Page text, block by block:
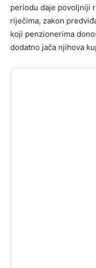
periodu daje povoljniji
riječima, zakon
koji penzionerima
dodatno jača njihova